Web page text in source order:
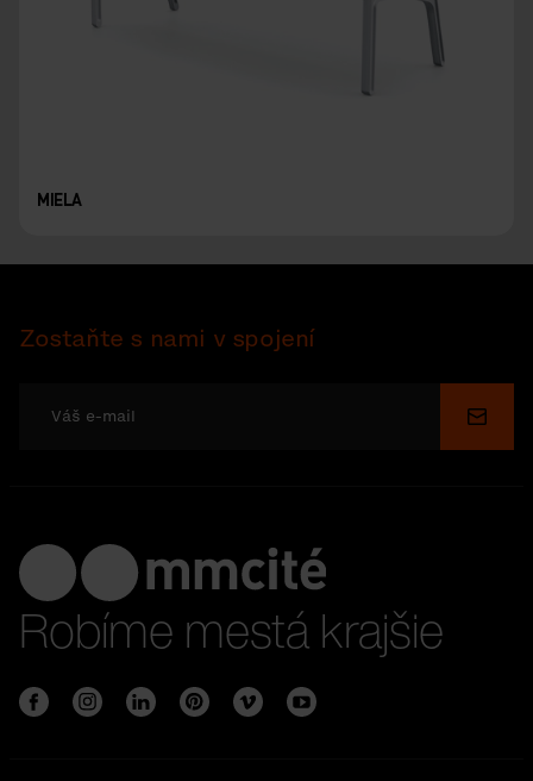
MIELA
Zostaňte s nami v spojení
Robíme mestá krajšie